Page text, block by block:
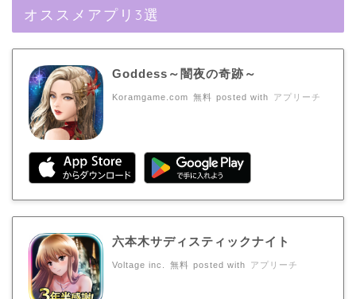
オススメアプリ3選
Goddess～闇夜の奇跡～
Koramgame.com 無料 posted with アプリーチ
六本木サディスティックナイト
Voltage inc. 無料 posted with アプリーチ